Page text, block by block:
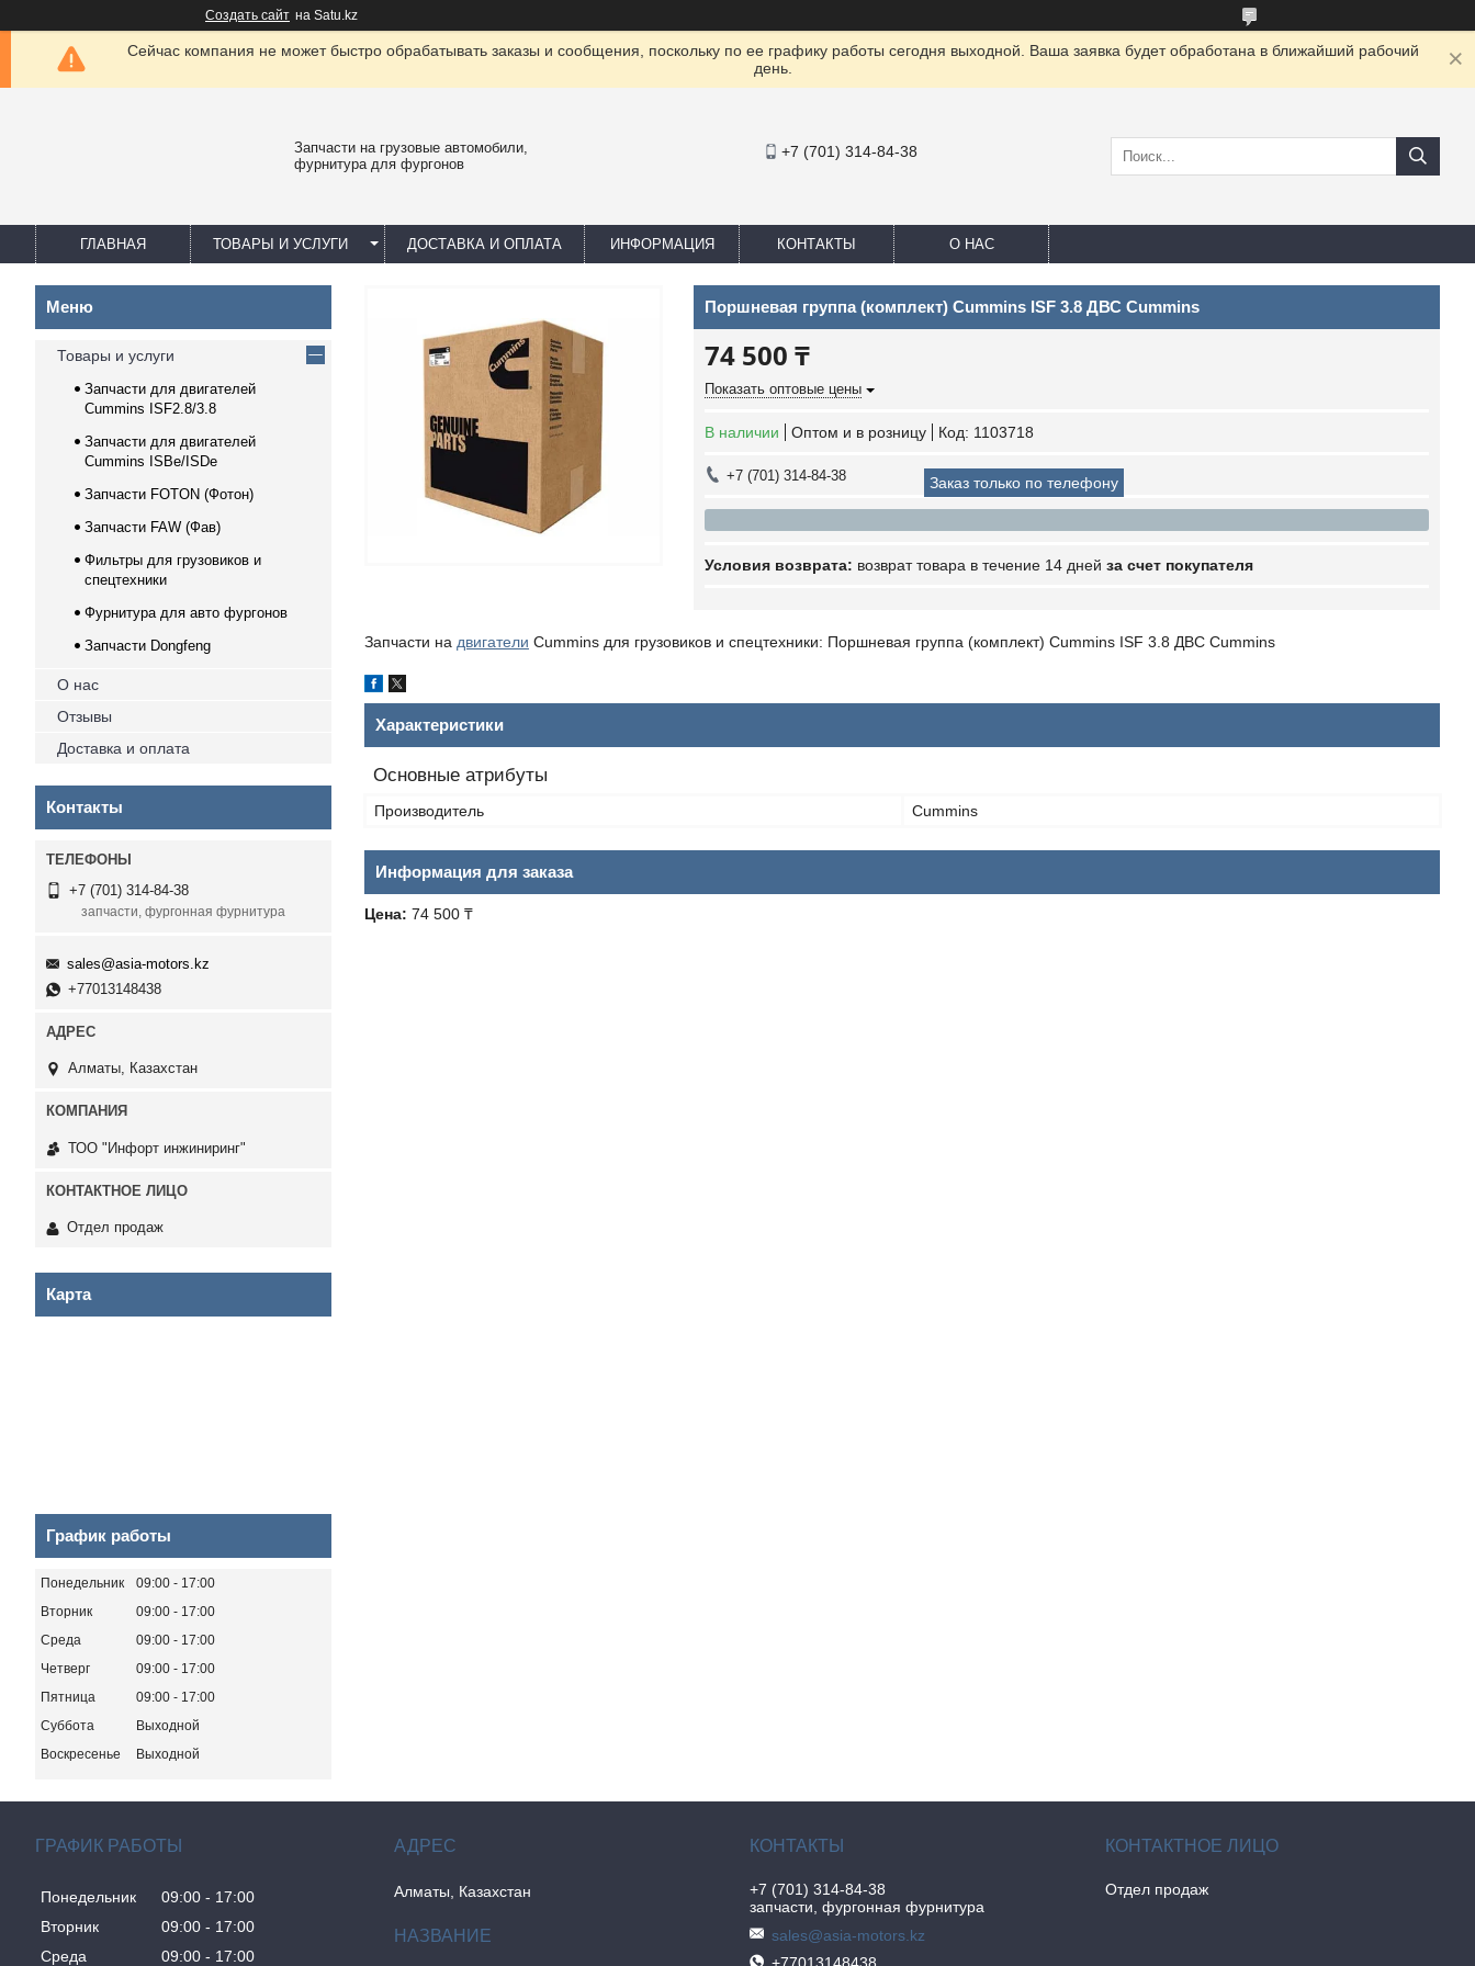
Создать сайт на Satu.kz
Сейчас компания не может быстро обрабатывать заказы и сообщения, поскольку по ее графику работы сегодня выходной. Ваша заявка будет обработана в ближайший рабочий
день.
Запчасти на грузовые автомобили,
фурнитура для фургонов
+7 (701) 314-84-38
ГЛАВНАЯ ТОВАРЫ И УСЛУГИ ДОСТАВКА И ОПЛАТА ИНФОРМАЦИЯ КОНТАКТЫ О НАС
Поршневая группа (комплект) Cummins ISF 3.8 ДВС Cummins
74 500 ₸
Показать оптовые цены
В наличии Оптом и в розницу Код: 1103718
+7 (701) 314-84-38 Заказ только по телефону
возврат товара в течение 14 дней за счет покупателя
Запчасти на двигатели Cummins для грузовиков и спецтехники: Поршневая группа (комплект) Cummins ISF 3.8 ДВС Cummins
Характеристики
Основные атрибуты
Производитель Cummins
Информация для заказа
Цена: 74 500 ₸
Товары и услуги
Запчасти для двигателей
Cummins ISF2.8/3.8
Запчасти для двигателей
Cummins ISBe/ISDe
Запчасти FOTON (Фотон)
Запчасти FAW (Фав)
Фильтры для грузовиков и
спецтехники
Фурнитура для авто фургонов
Запчасти Dongfeng
О нас
Отзывы
Доставка и оплата
Контакты
+7 (701) 314-84-38
запчасти, фургонная фурнитура
sales@asia-motors.kz
+77013148438
Алматы, Казахстан
ТОО "Инфорт инжиниринг"
Отдел продаж
Карта
График работы
Понедельник 09:00
17:00
Вторник
09:00
17:00
Среда
09:00
17:00
Четверг
09:00
17:00
Пятница
09:00
17:00
Суббота
Выходной
Воскресенье
Выходной
ГРАФИК РАБОТЫ
Понедельник 09:00
17:00
Вторник
09:00
17:00
Среда
09:00 17:00
Алматы, Казахстан
+7 (701) 314-84-38
запчасти, фургонная фурнитура
sales@asia-motors.kz
Отдел продаж